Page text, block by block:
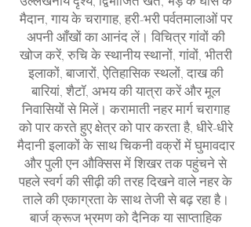
मैदान, गाय के चरागाह, हरी-भरी पर्वतमालाओं पर
अपनी आँखों का आनंद लें। विचित्र गांवों की
खोज करें, रुचि के स्थानीय स्थानों, गांवों, भीतरी
इलाकों, बाजारों, ऐतिहासिक स्थलों, दाख की
बारियां, शैटॉ, अभय की यात्रा करें और मूल
निवासियों से मिलें। करामाती नहर मार्ग चरागाह
को पार करते हुए क्षेत्र को पार करता है, धीरे-धीरे
मैदानी इलाकों के साथ चिकनी वक्रों में घुमावदार
और पुली एन औक्सिस में शिखर तक पहुंचने से
पहले स्वर्ग की सीढ़ी की तरह दिखने वाले नहर के
ताले की एकाग्रता के साथ तेजी से बढ़ रहा है।
बार्ज क्रूज भ्रमण को दैनिक या साप्ताहिक